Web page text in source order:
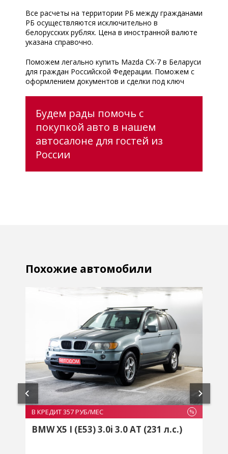
Все расчеты на территории РБ между гражданами
РБ осуществляются исключительно в
белорусских рублях. Цена в иностранной валюте
указана справочно.
Поможем легально купить Mazda CX-7 в Беларуси
для граждан Российской Федерации. Поможем с
оформлением документов и сделки под ключ
Будем рады помочь с
покупкой авто в нашем
автосалоне для гостей из
России
Похожие автомобили
В КРЕДИТ 385 РУБ/МЕС
Volkswagen Touareg I 2.5 AT (174